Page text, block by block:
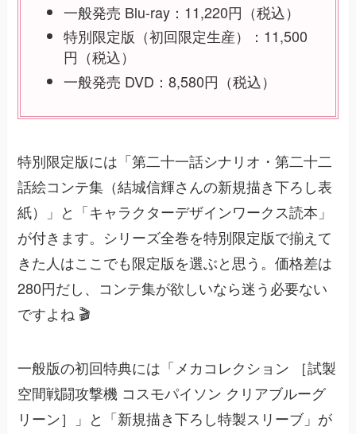
一般発売 Blu-ray：11,220円（税込）
特別限定版（初回限定生産）：11,500
円（税込）
一般発売 DVD：8,580円（税込）
特別限定版には「第二十一話シナリオ・第二十二
話絵コンテ集（結城信輝さんの新規描き下ろし表
紙）」と「キャラクターデザインワークス読本」
が付きます。シリーズ全巻を特別限定版で揃えて
きた人はここでも限定版を選ぶと思う。価格差は
280円だし、コンテ集が欲しいなら迷う必要ない
ですよね 🎬
一般版の初回特典には「メカコレクション ［試製
空間戦闘攻撃機 コスモパイソン クリアブルーグ
リーン］」と「新規描き下ろし特製スリーブ」が